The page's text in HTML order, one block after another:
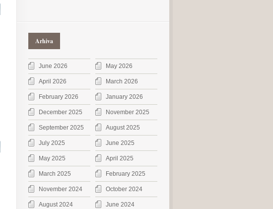
Arhiva
June 2026 May 2026
April 2026 March 2026
February 2026 January 2026
December 2025 November 2025
September 2025 August 2025
July 2025 June 2025
May 2025 April 2025
March 2025 February 2025
November 2024 October 2024
August 2024 June 2024